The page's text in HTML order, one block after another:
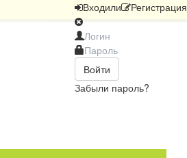
Входили Регистрация
Войти
Забыли пароль?